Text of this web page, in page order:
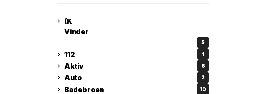
(K
Vinder
5
112 1
Aktiv 6
Auto 2
Badebroen 10